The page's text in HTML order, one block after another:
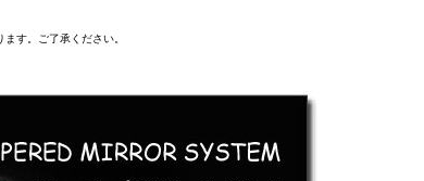
す。ご了承ください。